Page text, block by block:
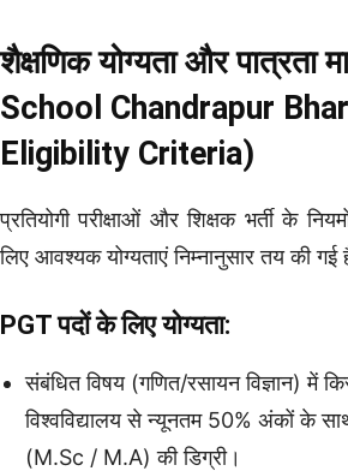
शैक्षणिक योग्यता और पात्रता
School Chandrapur
Eligibility Criteria)
प्रतियोगी परीक्षाओं और शिक्षक भर्ती के
लिए आवश्यक योग्यताएं निम्नानुसार तय की गई
PGT पदों के लिए योग्यता:
संबंधित विषय (गणित/रसायन विज्ञान) में
विश्वविद्यालय से न्यूनतम 50% अंकों के
(M.Sc / M.A) की डिग्री।